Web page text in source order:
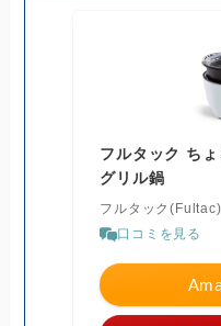
フルタック ち
グリル鍋
フルタック(Fultac)
口コミを見る